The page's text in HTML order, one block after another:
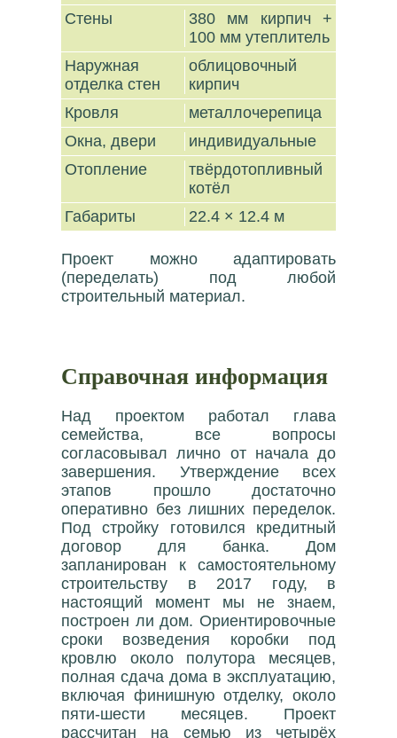
Стены
380 мм кирпич +
100 мм утеплитель
Наружная
отделка стен
облицовочный
кирпич
Кровля
металлочерепица
Окна, двери
индивидуальные
Отопление
твёрдотопливный
котёл
Габариты
22.4 × 12.4 м
Проект можно адаптировать
(переделать) под любой
строительный материал.
Справочная информация
Над проектом работал глава
семейства, все вопросы
согласовывал лично от начала до
завершения. Утверждение всех
этапов прошло достаточно
оперативно без лишних переделок.
Под стройку готовился кредитный
договор для банка. Дом
запланирован к самостоятельному
строительству в 2017 году, в
настоящий момент мы не знаем,
построен ли дом. Ориентировочные
сроки возведения коробки под
кровлю около полутора месяцев,
полная сдача дома в эксплуатацию,
включая финишную отделку, около
пяти-шести месяцев. Проект
рассчитан на семью из четырёх